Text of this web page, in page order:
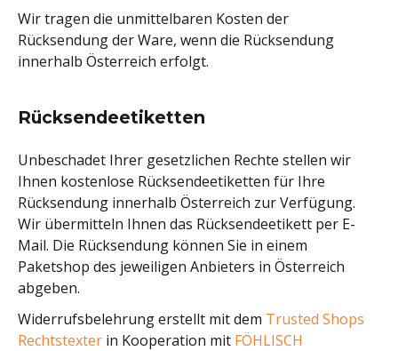
Wir tragen die unmittelbaren Kosten der
Rücksendung der Ware, wenn die Rücksendung
innerhalb Österreich erfolgt.
Rücksendeetiketten
Unbeschadet Ihrer gesetzlichen Rechte stellen wir
Ihnen kostenlose Rücksendeetiketten für Ihre
Rücksendung innerhalb Österreich zur Verfügung.
Wir übermitteln Ihnen das Rücksendeetikett per E-
Mail. Die Rücksendung können Sie in einem
Paketshop des jeweiligen Anbieters in Österreich
abgeben.
Widerrufsbelehrung erstellt mit dem Trusted Shops
Rechtstexter in Kooperation mit FÖHLISCH